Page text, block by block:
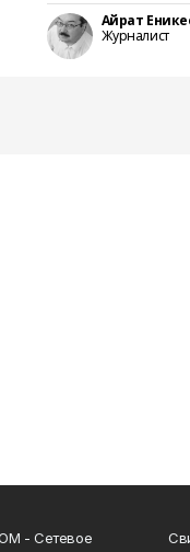
Айрат
Журналист
- Сетевое